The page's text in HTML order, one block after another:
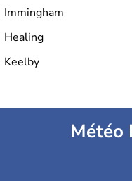
Immingham
Healing
Keelby
Météo